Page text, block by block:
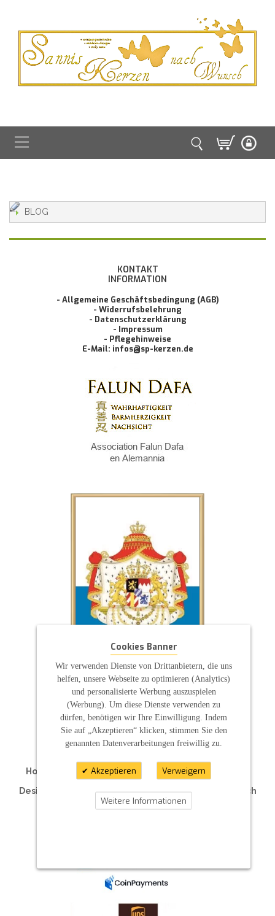
BLOG
KONTAKT
INFORMATION
- Allgemeine Geschäftsbedingung (AGB)
- Widerrufsbelehrung
- Datenschutzerklärung
- Impressum
- Pflegehinweise
E-Mail: infos@sp-kerzen.de
ZAHLUNGSARTEN
Hochzeitskerzen | Taufkerzen | Kommunionkerzen
Traukerzen | Traurerkerzen | Hotelkerzen
Designkerzen | Kerzen für Ihre Feier | Individuell nach
Maß
Cookies Banner
Wir verwenden Dienste von Drittanbietern, die uns
helfen, unsere Webseite zu optimieren (Analytics)
und personalisierte Werbung auszuspielen
(Werbung). Um diese Dienste verwenden zu
dürfen, benötigen wir Ihre Einwilligung. Indem
Sie auf „Akzeptieren“ klicken, stimmen Sie den
genannten Datenverarbeitungen freiwillig zu.
Akzeptieren Verweigern
Weitere Informationen